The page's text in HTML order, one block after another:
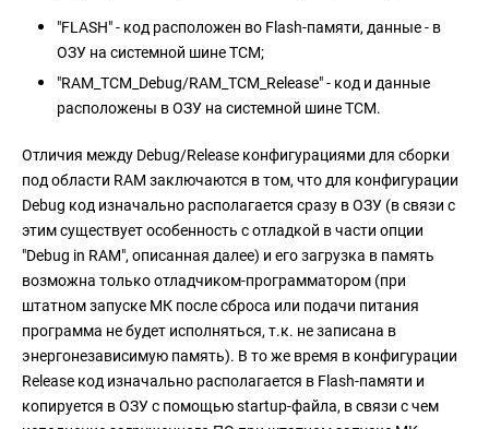
"FLASH" - код расположен во Flash-памяти, данные - в
ОЗУ на системной шине TCM;
"RAM_TCM_Debug/RAM_TCM_Release" - код и данные
расположены в ОЗУ на системной шине TCM.
Отличия между Debug/Release конфигурациями для сборки
под области RAM заключаются в том, что для конфигурации
Debug код изначально располагается сразу в ОЗУ (в связи с
этим существует особенность с отладкой в части опции
"Debug in RAM", описанная далее) и его загрузка в память
возможна только отладчиком-программатором (при
штатном запуске МК после сброса или подачи питания
программа не будет исполняться, т.к. не записана в
энергонезависимую память). В то же время в конфигурации
Release код изначально располагается в Flash-памяти и
копируется в ОЗУ с помощью startup-файла, в связи с чем